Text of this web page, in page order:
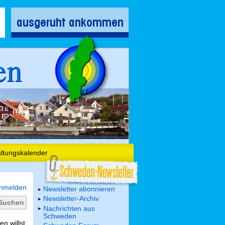
willst
Newsletter abonnieren
Newsletter-Archiv
Nachrichten aus
Schweden